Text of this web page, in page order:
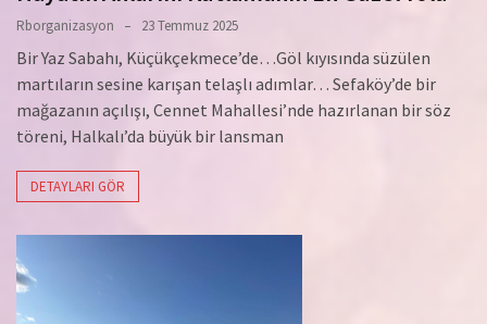
Rborganizasyon 23 Temmuz 2025
Bir Yaz Sabahı, Küçükçekmece’de…Göl kıyısında süzülen
martıların sesine karışan telaşlı adımlar… Sefaköy’de bir
mağazanın açılışı, Cennet Mahallesi’nde hazırlanan bir söz
töreni, Halkalı’da büyük bir lansman
DETAYLARI GÖR